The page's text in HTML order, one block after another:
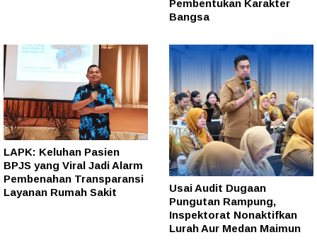
Pembentukan Karakter
Bangsa
LAPK: Keluhan Pasien
BPJS yang Viral Jadi Alarm
Pembenahan Transparansi
Layanan Rumah Sakit
Usai Audit Dugaan
Pungutan Rampung,
Inspektorat Nonaktifkan
Lurah Aur Medan Maimun